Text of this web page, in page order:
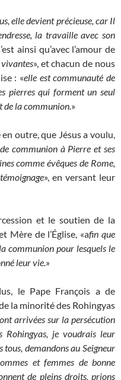
elle devient précieuse, car Il
la travaille avec son
ainsi qu’avec l’amour de
», et chacun de nous
: «elle est communauté de
pierres qui forment un seul
de la communion.»
outre, que Jésus a voulu,
communion à Pierre et ses
comme évêques de Rome,
», en versant leur
et le soutien de la
Mère de l’Église, «afin que
communion pour lesquels le
leur vie.»
le Pape François a de
la minorité des Rohingyas
arrivées sur la persécution
je voudrais leur
demandons au Seigneur
et femmes de bonne
de pleins droits, prions